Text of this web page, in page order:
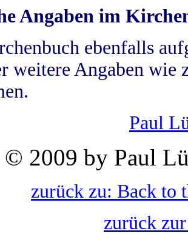
Angaben im
ebenfalls
weitere Angaben wie
Paul
© 2009 by Paul
zurück zu: Back to
zurück